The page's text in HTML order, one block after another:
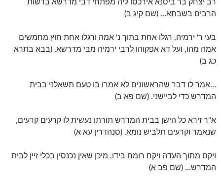
רב יצחק בר ביסנא אירכסו ליה מפתחי דבי מדרשא ברשות
הרבים בשבתא… (שם קיג ב)
בעי ר' ירמיה, רגלו אחת בתוך נ' אמה ורגלו אחת חוץ מחמשים
אמה מהו, ועל דא אפקוהו לרבי ירמיה מבי מדרשא. (בבא בתרא
כג ב)
…אמר לו דבר שהראשונים לא אמרו בו טעם תשאלני בבית
המדרש כדי לביישני. (שם פא ב)
א"ר זירא כל הישן בבית המדרש תורתו נעשית לו קרעים קרעים,
שנאמר וקרעים תלביש נומא. (סנהדרין עא א)
ויקם מתוך העדה ויקח רומח בידו, מיכן שאין נכנסין בכלי זיין לבית
המדרש… (שם פב א)